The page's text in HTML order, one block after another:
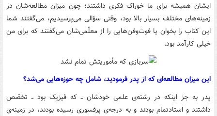
ایشان همیشه برای ما خوراک فکری داشتند؛ چون میزان مطالعه‌شان در
زمینه‌های مختلف بسیار بالا بود، وقتی سؤالی می‌پرسیدیم، می‌گفتند شما
این کتاب را بخوان یا فوت‌وفن‌هایی را از معلّمی‌شان می‌گفتند که برای من
خیلی کارآمد بود.
این میزان مطالعه‌ای که از پدر فرمودید، شامل چه حوزه‌هایی می‌شد؟
پدر به جز اینکه در رشته‌ی علمی خودشان ــ که فیزیک بود ــ تخصّص
داشتند و استادتمام بودند و به درجه‌ی پرفسوری رسیده بودند، در زمینه‌ی